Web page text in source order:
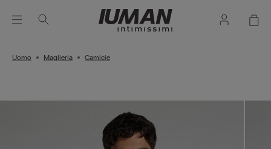
Uomo Maglieria Camicie